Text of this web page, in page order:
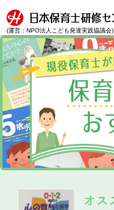
(運営：NPO法人こども発達実践協議会)